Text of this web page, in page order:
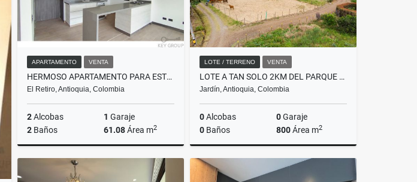
APARTAMENTO VENTA
HERMOSO APARTAMENTO PARA ESTRENAR EN EL RETIRO
El Retiro, Antioquia, Colombia
2Alcobas 1 Garaje
2 Baños 61.08Área m2
Venta
LOTE / TERRENO VENTA
LOTE A TAN SOLO 2KM DEL PARQUE PRINCIPAL DE JARDÍN.
Jardín, Antioquia, Colombia
0Alcobas 0Garaje
0 Baños 800Área m2
$230.000.000